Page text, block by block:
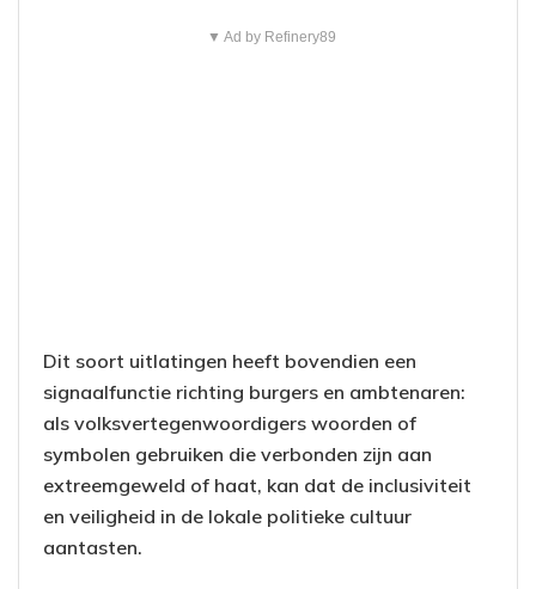
▼ Ad by Refinery89
Dit soort uitlatingen heeft bovendien een
signaalfunctie richting burgers en ambtenaren:
als volksvertegenwoordigers woorden of
symbolen gebruiken die verbonden zijn aan
extreemgeweld of haat, kan dat de inclusiviteit
en veiligheid in de lokale politieke cultuur
aantasten.